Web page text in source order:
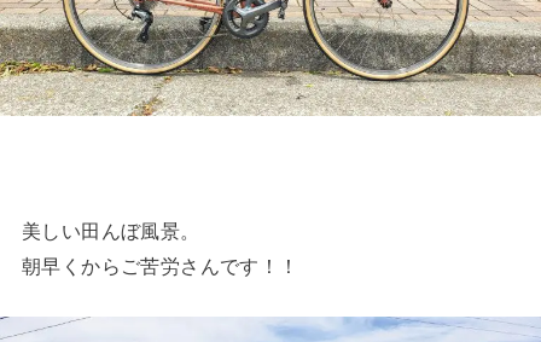
美しい田んぼ風景。
朝早くからご苦労さんです！！